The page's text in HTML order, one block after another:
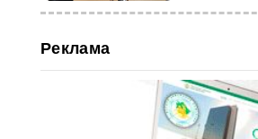
Реклама